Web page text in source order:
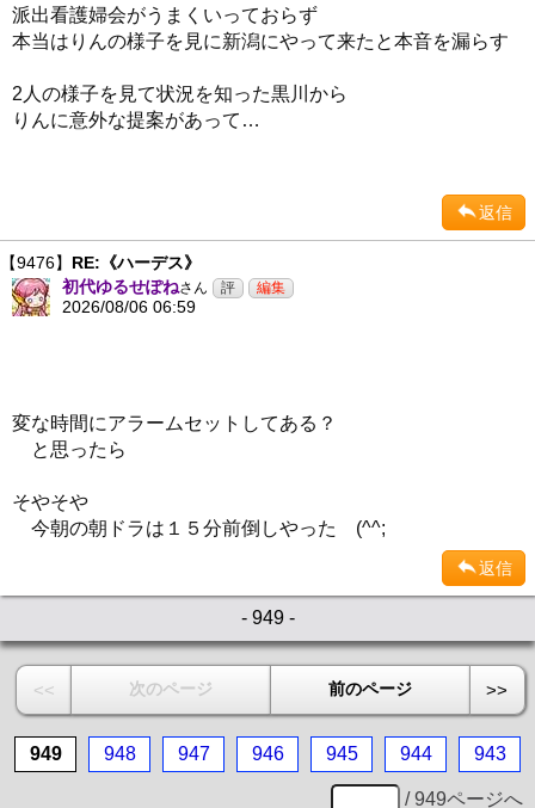
派出看護婦会がうまくいっておらず
本当はりんの様子を見に新潟にやって来たと本音を漏らす
2人の様子を見て状況を知った黒川から
りんに意外な提案があって…
返信
【9476】 RE:《ハーデス》
初代ゆるせぽねさん
2026/08/06 06:59
変な時間にアラームセットしてある？
と思ったら
そやそや
今朝の朝ドラは１５分前倒しやった (^^;
返信
- 949 -
<< 次のページ 前のページ >>
949 948 947 946 945 944 943
/ 949ページへ